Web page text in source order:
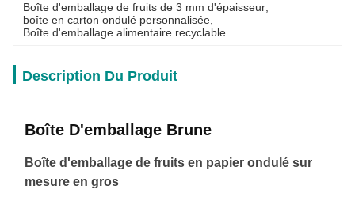
Boîte d'emballage de fruits de 3 mm d'épaisseur
boîte en carton ondulé personnalisée
Boîte d'emballage alimentaire recyclable
Description Du Produit
Boîte D'emballage Brune
Boîte d'emballage de fruits en papier ondulé sur
mesure en gros